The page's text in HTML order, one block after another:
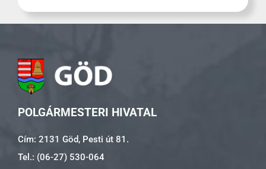
POLGÁRMESTERI HIVATAL
Cím: 2131 Göd, Pesti út 81.
Tel.: (06-27) 530-064